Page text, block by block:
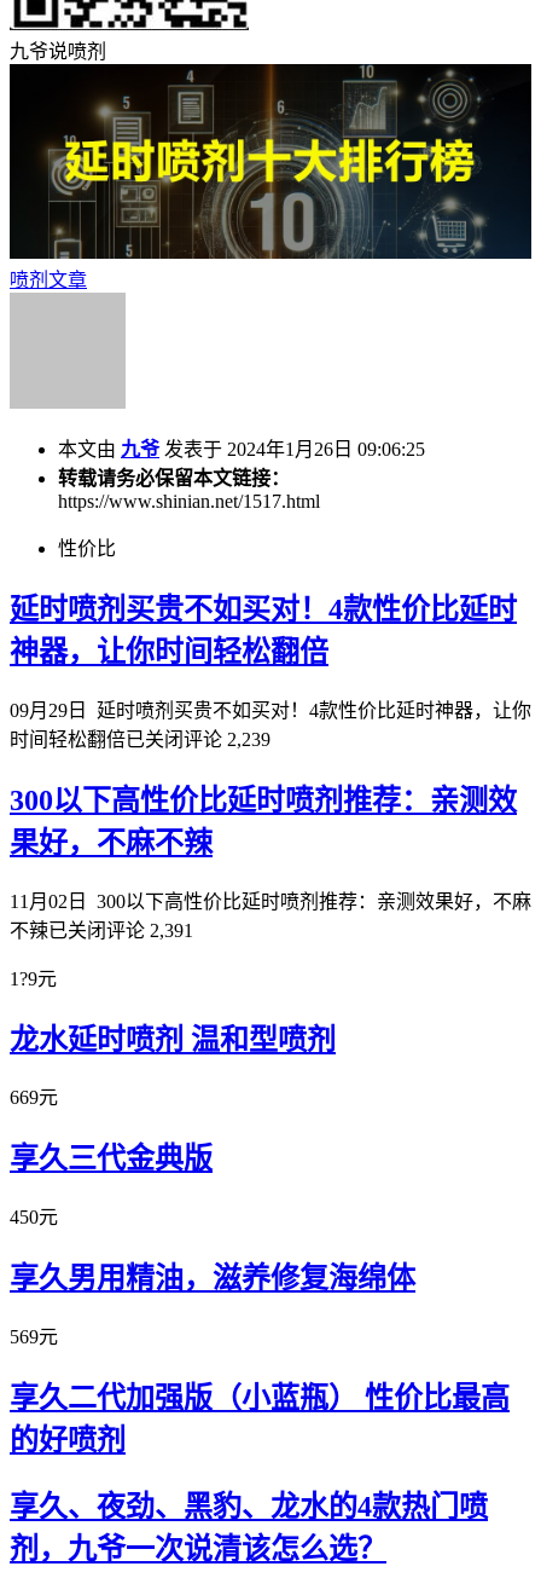
九爷说喷剂
喷剂文章
本文由 九爷发表于 2024年1月26日 09:06:25
转载请务必保留本文链接：
https://www.shinian.net/1517.html
性价比
延时喷剂买贵不如买对！4款性价比延时
神器，让你时间轻松翻倍
09月29日
延时喷剂买贵不如买对！4款性价比延时神器，让你
时间轻松翻倍已关闭评论 2,239
300以下高性价比延时喷剂推荐：亲测效
果好，不麻不辣
11月02日
300以下高性价比延时喷剂推荐：亲测效果好，不麻
不辣已关闭评论 2,391
1?9元
龙水延时喷剂 温和型喷剂
669元
享久三代金典版
450元
享久男用精油，滋养修复海绵体
569元
享久二代加强版（小蓝瓶） 性价比最高
的好喷剂
享久、夜劲、黑豹、龙水的4款热门喷
剂，九爷一次说清该怎么选？